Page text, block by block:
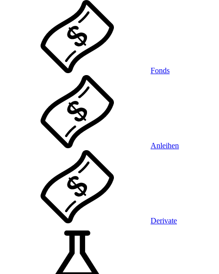
Fonds
Anleihen
Derivate